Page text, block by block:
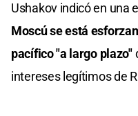
Ushakov indicó en una
Moscú se está
pacífico "a largo plazo"
intereses legítimos de